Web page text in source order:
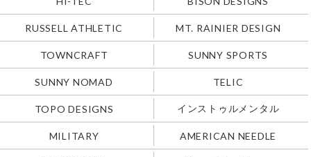
RUSSELL ATHLETIC MT. RAINIER DESIGN
TOWNCRAFT SUNNY SPORTS
SUNNY NOMAD TELIC
TOPO DESIGNS インストゥルメンタル
MILITARY AMERICAN NEEDLE